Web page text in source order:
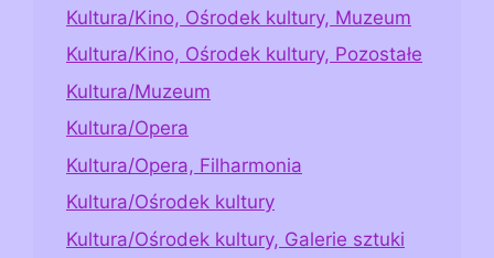
Kultura/Kino, Ośrodek kultury, Muzeum
Kultura/Kino, Ośrodek kultury, Pozostałe
Kultura/Muzeum
Kultura/Opera
Kultura/Opera, Filharmonia
Kultura/Ośrodek kultury
Kultura/Ośrodek kultury, Galerie sztuki